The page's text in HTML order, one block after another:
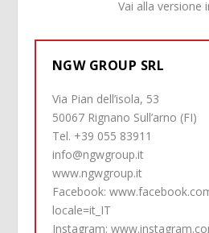
Vai alla versione
NGW GROUP SRL
Via Pian dell’isola, 53
50067 Rignano Sull’arno (FI)
Tel. +39 055 83911
info@ngwgroup.it
www.ngwgroup.it
Facebook:
locale=it_IT
Instagram: